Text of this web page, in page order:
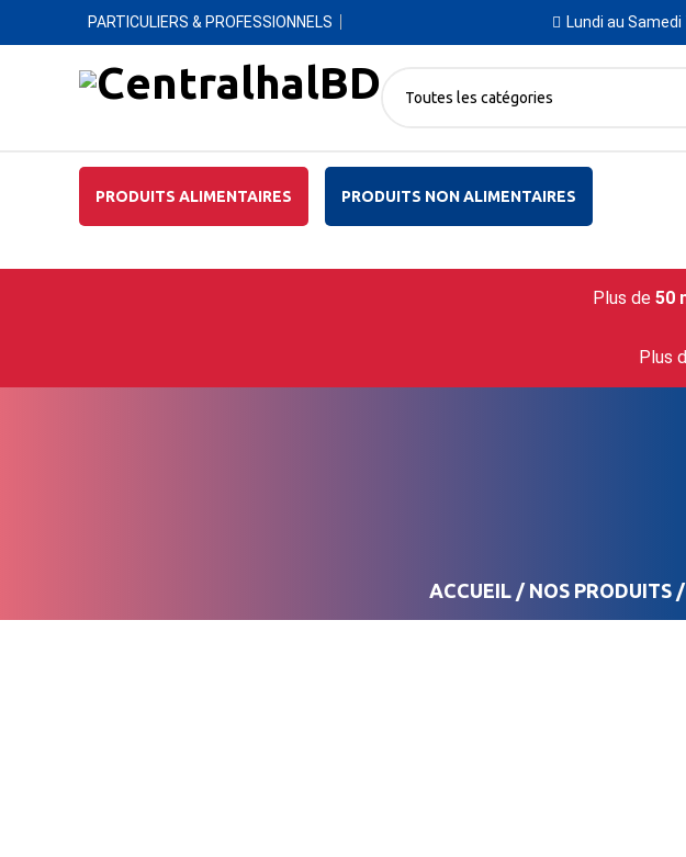
PARTICULIERS & PROFESSIONNELS Lundi au
Toutes les catégories
PRODUITS ALIMENTAIRES PRODUITS NON ALIMENTAIRES
Plus de 50
Plus
ACCUEIL/ NOS PRODUITS/